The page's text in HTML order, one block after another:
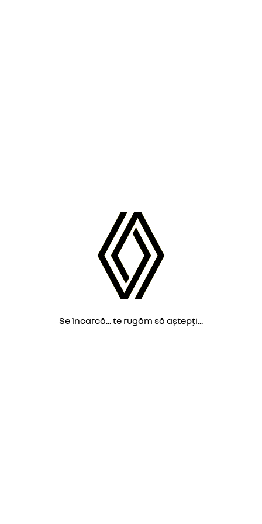
Se încarcă... te rugăm să aștepți...